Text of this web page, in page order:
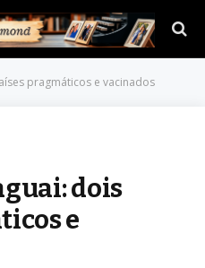
pragmáticos e vacinados
dois
e